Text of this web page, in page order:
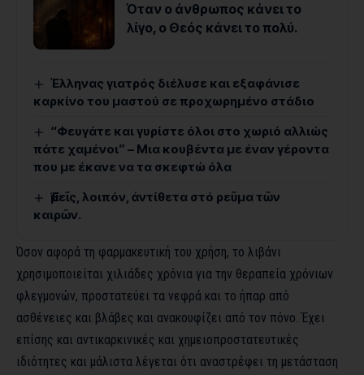
Όταν ο άνθρωπος κάνει το
λίγο, ο Θεός κάνει το πολύ.
Έλληνας γιατρός διέλυσε και εξαφάνισε
καρκίνο του μαστού σε προχωρημένο στάδιο
“Φευγάτε και γυρίστε όλοι στο χωριό αλλιώς
πάτε χαμένοι” – Μια κουβέντα με έναν γέροντα
που με έκανε να τα σκεφτώ όλα
Ἐμεῖς, λοιπόν, ἀντίθετα στό ρεῦμα τῶν
καιρῶν.
Όσον αφορά τη φαρμακευτική του χρήση, το λιβάνι
χρησιμοποιείται χιλιάδες χρόνια για την θεραπεία χρόνιων
φλεγμονών, προστατεύει τα νεφρά και το ήπαρ από
ασθένειες και βλάβες και ανακουφίζει από τον πόνο. Έχει
επίσης και αντικαρκινικές και χημειοπροστατευτικές
ιδιότητες και μάλιστα λέγεται ότι αναστρέφει τη μετάσταση